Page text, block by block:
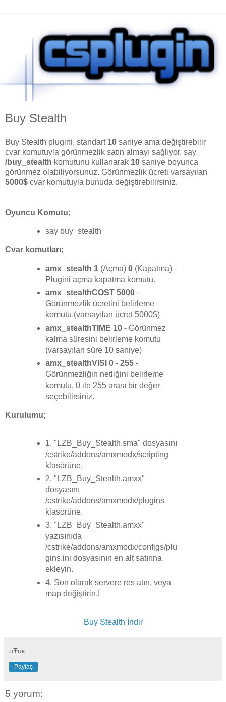
Buy Stealth
Buy Stealth plugini, standart 10 saniye ama değiştirebilir
cvar komutuyla görünmezlik satın almayı sağlıyor. say
/buy_stealth komutunu kullanarak 10 saniye boyunca
görünmez olabiliyorsunuz. Görünmezlik ücreti varsayılan
5000$ cvar komutuyla bunuda değiştirebilirsiniz.
Oyuncu Komutu;
say buy_stealth
Cvar komutları;
amx_stealth 1(Açma) 0 (Kapatma) -
Plugini açma kapatma komutu.
amx_stealthCOST 5000-
Görünmezlik ücretini belirleme
komutu (varsayılan ücret 5000$)
amx_stealthTIME 10- Görünmez
kalma süresini belirleme komutu
(varsayılan süre 10 saniye)
amx_stealthVISI 0 - 255-
Görünmezliğin netliğini belirleme
komutu. 0 ile 255 arası bir değer
seçebilirsiniz.
Kurulumu;
1. "LZB_Buy_Stealth.sma" dosyasını
/cstrike/addons/amxmodx/scripting
klasörüne.
2. "LZB_Buy_Stealth.amxx"
dosyasını
/cstrike/addons/amxmodx/plugins
klasörüne.
3. "LZB_Buy_Stealth.amxx"
yazısınıda
/cstrike/addons/amxmodx/configs/plu
gins.ini dosyasının en alt satırına
ekleyin.
4. Son olarak servere res atın, veya
map değiştirin.!
Buy Stealth İndir
uŦuк
Paylaş
5 yorum: